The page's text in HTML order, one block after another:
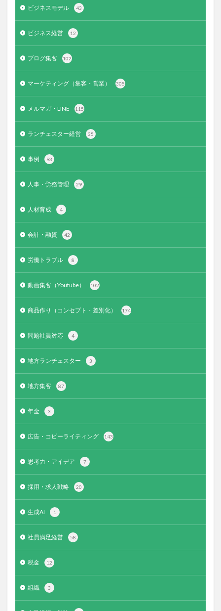
ビジネスモデル 43
ビジネス経営 12
ブログ集客 102
マーケティング（集客・営業） 305
メルマガ・LINE 115
ランチェスター経営 35
事例 93
人事・労務管理 29
人材育成 4
会計・融資 42
労働トラブル 8
動画集客（Youtube） 102
商品作り（コンセプト・差別化） 174
問題社員対応 4
地方ランチェスター 3
地方集客 87
年金 3
広告・コピーライティング 143
思考力・アイデア 7
採用・求人戦略 20
生成AI 1
社員満足経営 58
税金 12
組織 3